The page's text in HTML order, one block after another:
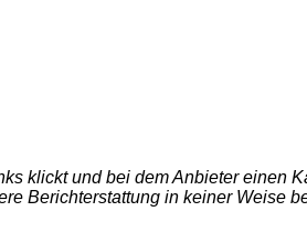
klickt und bei dem Anbieter einen
Berichterstattung in keiner Weise